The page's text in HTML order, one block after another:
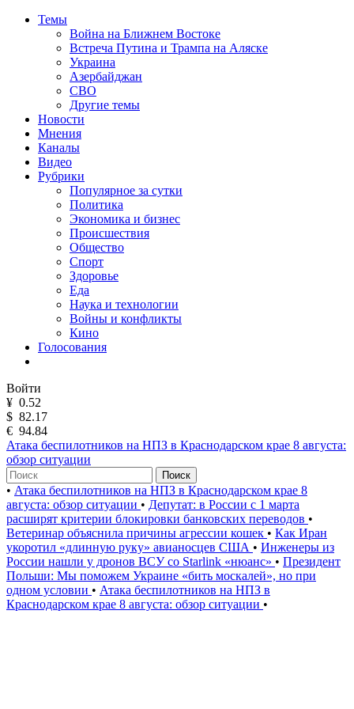
Темы
Война на Ближнем Востоке
Встреча Путина и Трампа на Аляске
Украина
Азербайджан
СВО
Другие темы
Новости
Мнения
Каналы
Видео
Рубрики
Популярное за сутки
Политика
Экономика и бизнес
Происшествия
Общество
Спорт
Здоровье
Еда
Наука и технологии
Войны и конфликты
Кино
Голосования
Войти
¥ 0.52
$ 82.17
€ 94.84
Атака беспилотников на НПЗ в Краснодарском крае 8 августа:
обзор ситуации
Поиск
• Атака беспилотников на НПЗ в Краснодарском крае 8
августа: обзор ситуации • Депутат: в России с 1 марта
расширят критерии блокировки банковских переводов •
Ветеринар объяснила причины агрессии кошек • Как Иран
укоротил «длинную руку» авианосцев США • Инженеры из
России нашли у дронов ВСУ со Starlink «нюанс» • Президент
Польши: Мы поможем Украине «бить москалей», но при
одном условии • Атака беспилотников на НПЗ в
Краснодарском крае 8 августа: обзор ситуации •